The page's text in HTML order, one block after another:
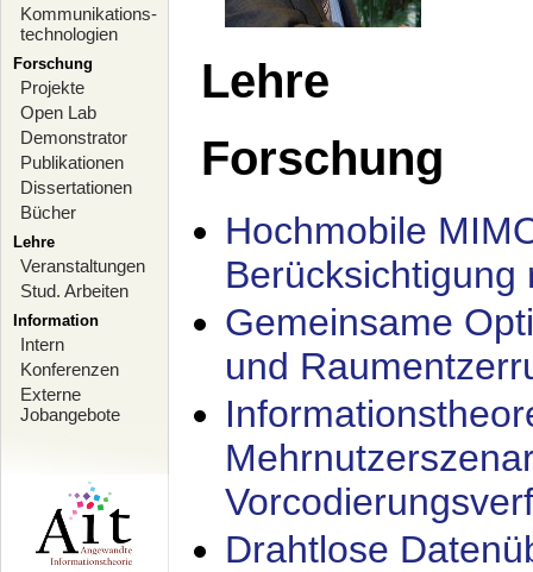
Kommunikations-
technologien
Forschung
Projekte
Open Lab
Demonstrator
Publikationen
Dissertationen
Bücher
Lehre
Veranstaltungen
Stud. Arbeiten
Information
Intern
Konferenzen
Externe
Jobangebote
Lehre
Forschung
Hochmobile
Berücksichtigung
Gemeinsame
und
Drahtlose